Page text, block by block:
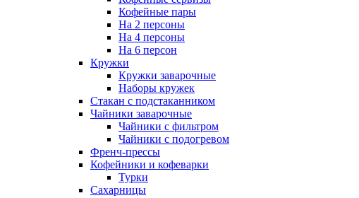
Кофейные пары
На 2 персоны
На 4 персоны
На 6 персон
Кружки
Кружки заварочные
Наборы кружек
Стакан с подстаканником
Чайники заварочные
Чайники с фильтром
Чайники с подогревом
Френч-прессы
Кофейники и кофеварки
Турки
Сахарницы